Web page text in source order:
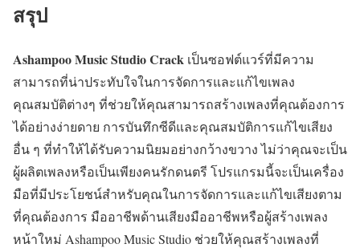
สรุป
Ashampoo Music Studio Crack เป็นซอฟต์แวร์ที่มีความ
สามารถที่น่าประทับใจในการจัดการและแก้ไขเพลง
คุณสมบัติต่างๆ ที่ช่วยให้คุณสามารถสร้างเพลงที่คุณต้องการ
ได้อย่างง่ายดาย การบันทึกซีดีและคุณสมบัติการแก้ไขเสียง
อื่น ๆ ที่ทำให้ได้รับความนิยมอย่างกว้างขวาง ไม่ว่าคุณจะเป็น
ผู้ผลิตเพลงหรือเป็นเพียงคนรักดนตรี โปรแกรมนี้จะเป็นเครื่อง
มือที่มีประโยชน์สำหรับคุณในการจัดการและแก้ไขเสียงตาม
ที่คุณต้องการ มืออาชีพด้านเสียงมืออาชีพหรือผู้สร้างเพลง
หน้าใหม่ Ashampoo Music Studio ช่วยให้คุณสร้างเพลงที่